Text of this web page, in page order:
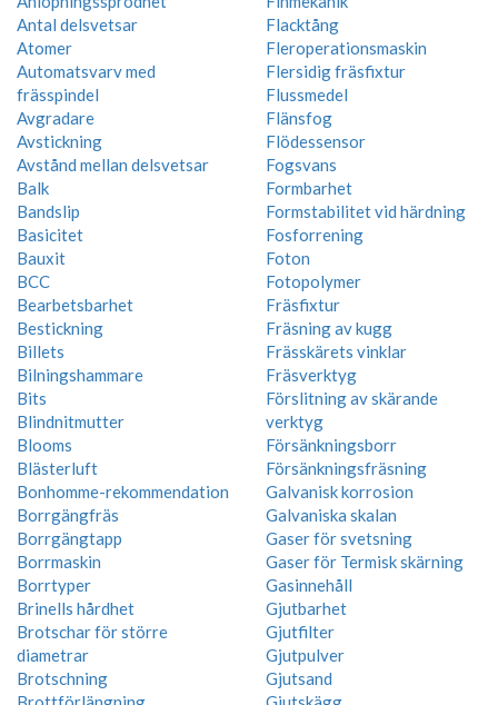
Antal delsvetsar
Atomer
Automatsvarv med
frässpindel
Avgradare
Avstickning
Avstånd mellan delsvetsar
Balk
Bandslip
Basicitet
Bauxit
BCC
Bearbetsbarhet
Bestickning
Billets
Bilningshammare
Bits
Blindnitmutter
Blooms
Blästerluft
Bonhomme-rekommendation
Borrgängfräs
Borrgängtapp
Borrmaskin
Borrtyper
Brinells hårdhet
Brotschar för större
diametrar
Brotschning
Flacktång
Fleroperationsmaskin
Flersidig fräsfixtur
Flussmedel
Flänsfog
Flödessensor
Fogsvans
Formbarhet
Formstabilitet vid härdning
Fosforrening
Foton
Fotopolymer
Fräsfixtur
Fräsning av kugg
Frässkärets vinklar
Fräsverktyg
Förslitning av skärande
verktyg
Försänkningsborr
Försänkningsfräsning
Galvanisk korrosion
Galvaniska skalan
Gaser för svetsning
Gaser för Termisk skärning
Gasinnehåll
Gjutbarhet
Gjutfilter
Gjutpulver
Gjutsand